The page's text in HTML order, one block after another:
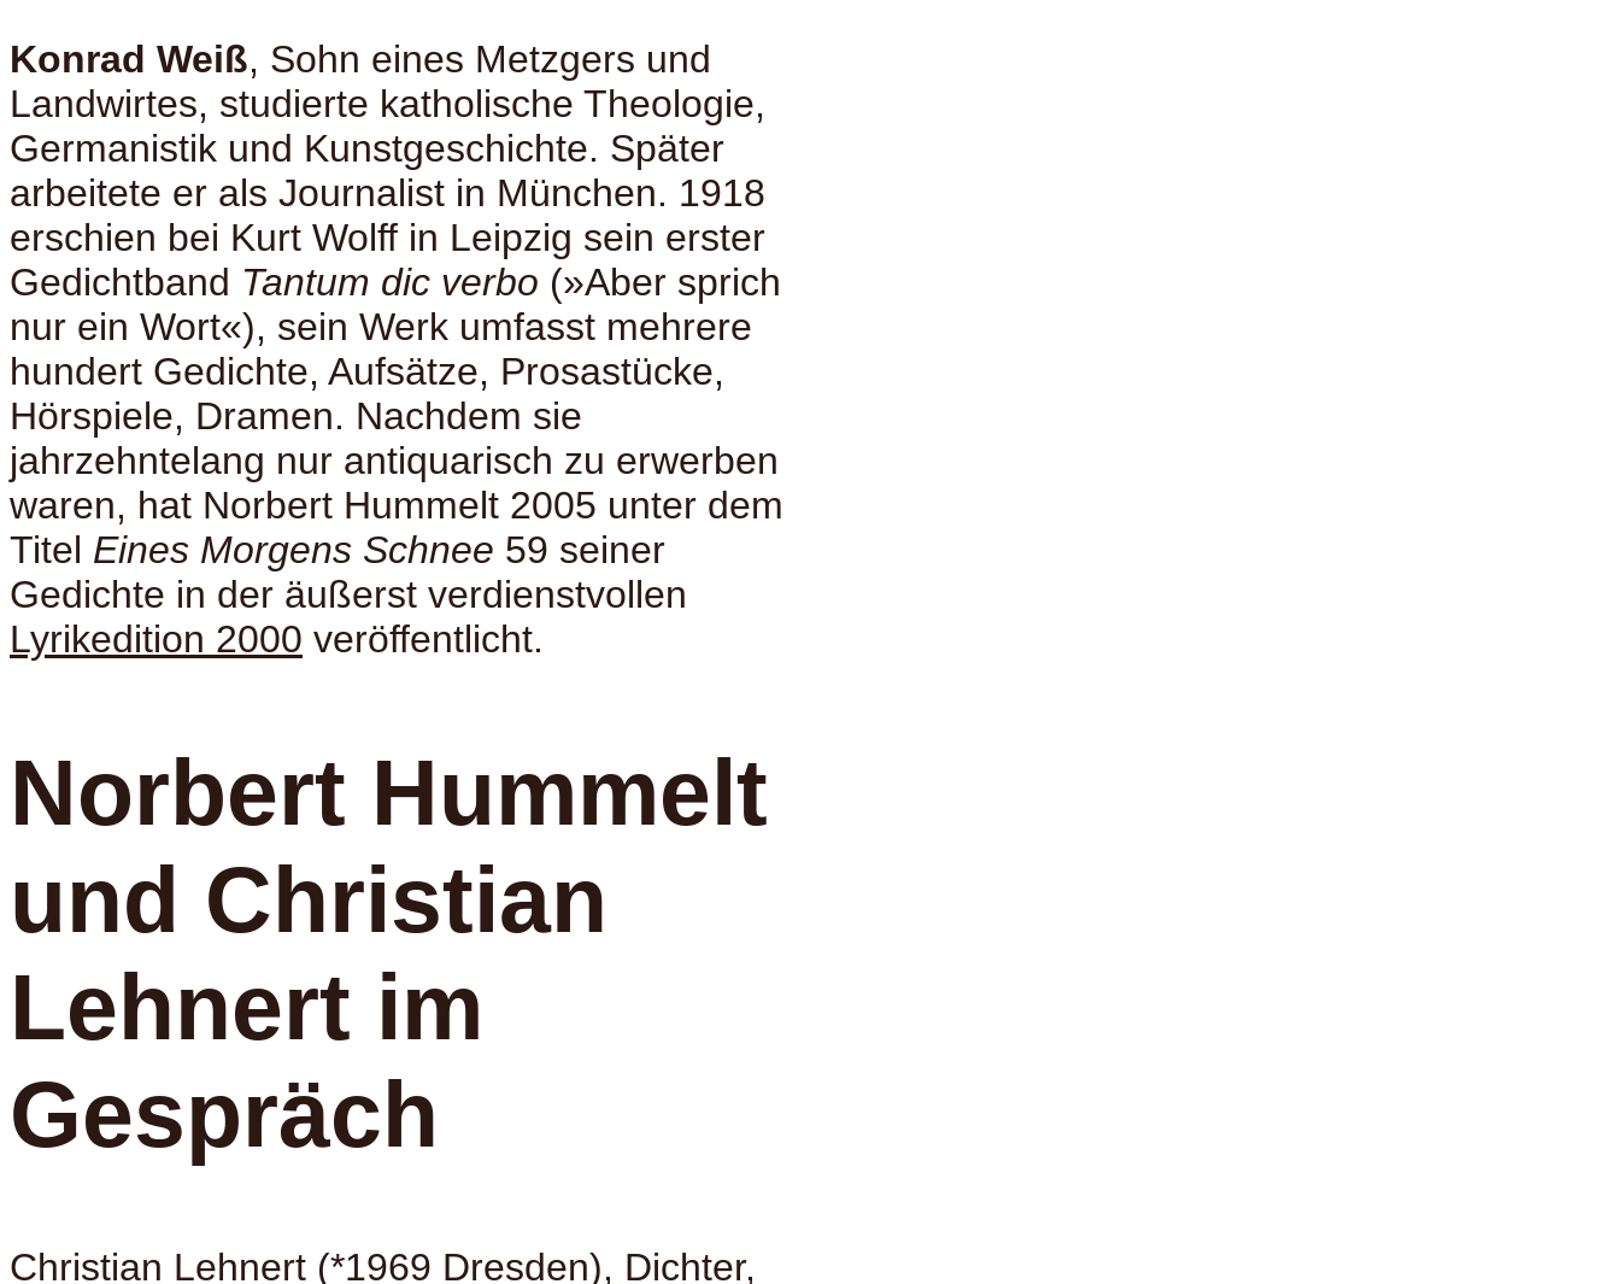
Konrad Weiß, Sohn eines Metzgers und
Landwirtes, studierte katholische Theologie,
Germanistik und Kunstgeschichte. Später
arbeitete er als Journalist in München. 1918
erschien bei Kurt Wolff in Leipzig sein erster
Gedichtband Tantum dic verbo (»Aber sprich
nur ein Wort«), sein Werk umfasst mehrere
hundert Gedichte, Aufsätze, Prosastücke,
Hörspiele, Dramen. Nachdem sie
jahrzehntelang nur antiquarisch zu erwerben
waren, hat Norbert Hummelt 2005 unter dem
Titel Eines Morgens Schnee 59 seiner
Gedichte in der äußerst verdienstvollen
Lyrikedition 2000 veröffentlicht.
Norbert Hummelt
und Christian
Lehnert im
Gespräch
Christian Lehnert (*1969 Dresden), Dichter,